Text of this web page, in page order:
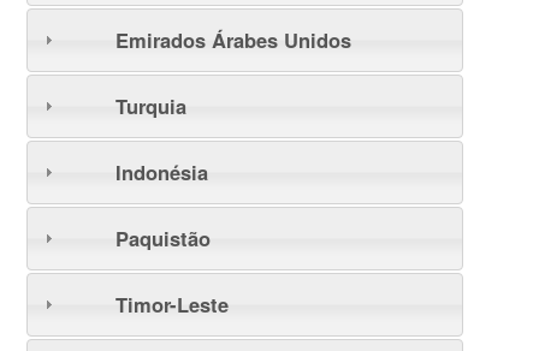
Emirados Árabes Unidos
Turquia
Indonésia
Paquistão
Timor-Leste